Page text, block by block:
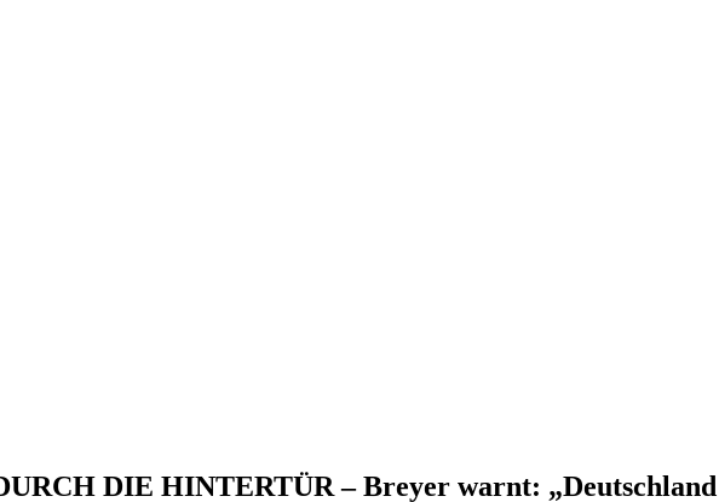
DIE HINTERTÜR – Breyer warnt: